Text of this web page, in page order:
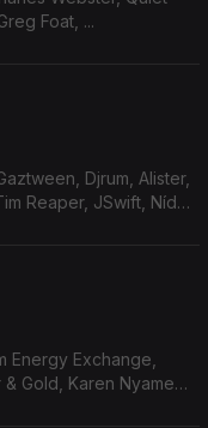
Foat, ...
Djrum, Alister,
Reaper, JSwift, Nídia
Energy Exchange,
Gold, Karen Nyame